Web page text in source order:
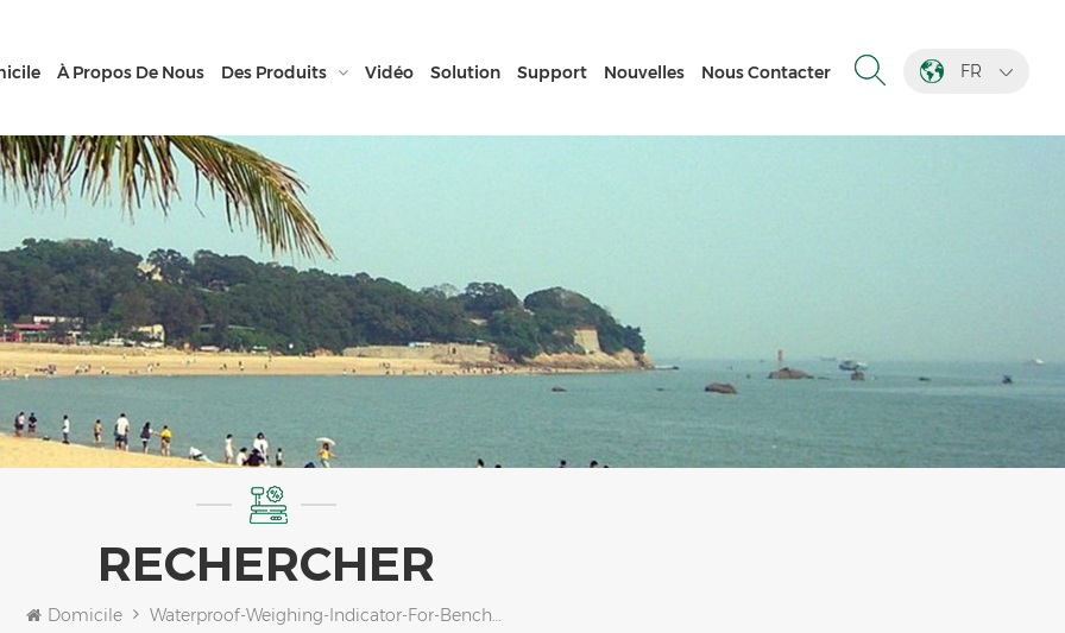
FR
À Propos De Nous Des Produits Vidéo Solution Support Nouvelles Nous Contacter
RECHERCHER
Domicile Waterproof-Weighing-Indicator-For-Bench-Scale